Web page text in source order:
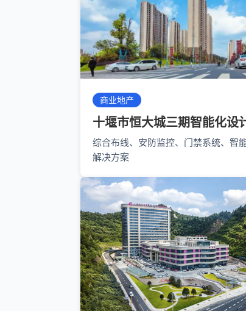
商业地产
十堰市恒大城三期智能化设
综合布线、安防监控、门禁系统、智
解决方案